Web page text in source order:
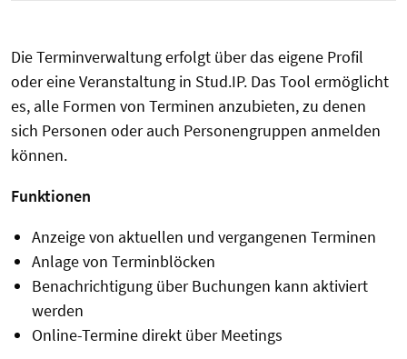
Die Terminverwaltung erfolgt über das eigene Profil
oder eine Veranstaltung in Stud.IP. Das Tool ermöglicht
es, alle Formen von Terminen anzubieten, zu denen
sich Personen oder auch Personengruppen anmelden
können.
Funktionen
Anzeige von aktuellen und vergangenen Terminen
Anlage von Terminblöcken
Benachrichtigung über Buchungen kann aktiviert
werden
Online-Termine direkt über Meetings